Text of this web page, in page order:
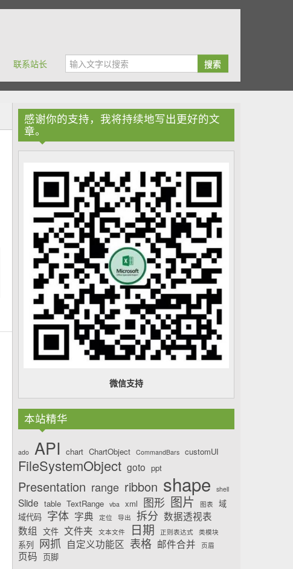
联系站长 搜索
感谢你的支持，我将持续地写出更好的文
章。
微信支持
本站精华
ado API chart ChartObject CommandBars customUI
FileSystemObject goto ppt
Presentation range ribbon shape shell
Slide table TextRange vba xml 图形 图片 图表
域
域代码 字体 字典 定位 导出 拆分 数据透视表
数组 文件 文件夹 文本文件 日期 正则表达式 类模块
系列 网抓 自定义功能区 表格 邮件合并 页眉
页码 页脚